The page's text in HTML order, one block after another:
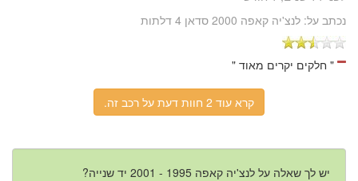
נכתב על: לנצ'יה קאפה 2000 סדאן 4 דלתות
" חלקים יקרים מאוד "
קרא עוד 2 חוות דעת על רכב זה.
יש לך שאלה על לנצ'יה קאפה 1995 - 2001 יד שנייה?